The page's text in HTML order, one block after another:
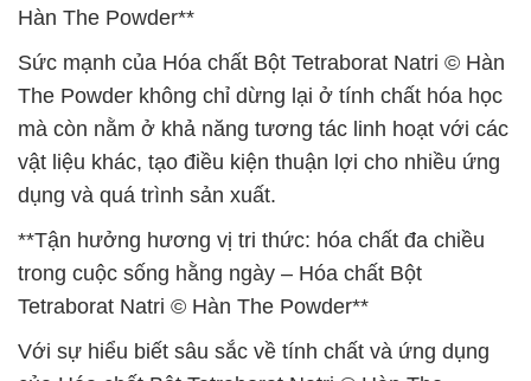
Hàn The Powder**
Sức mạnh của Hóa chất Bột Tetraborat Natri © Hàn
The Powder không chỉ dừng lại ở tính chất hóa học
mà còn nằm ở khả năng tương tác linh hoạt với các
vật liệu khác, tạo điều kiện thuận lợi cho nhiều ứng
dụng và quá trình sản xuất.
**Tận hưởng hương vị tri thức: hóa chất đa chiều
trong cuộc sống hằng ngày – Hóa chất Bột
Tetraborat Natri © Hàn The Powder**
Với sự hiểu biết sâu sắc về tính chất và ứng dụng